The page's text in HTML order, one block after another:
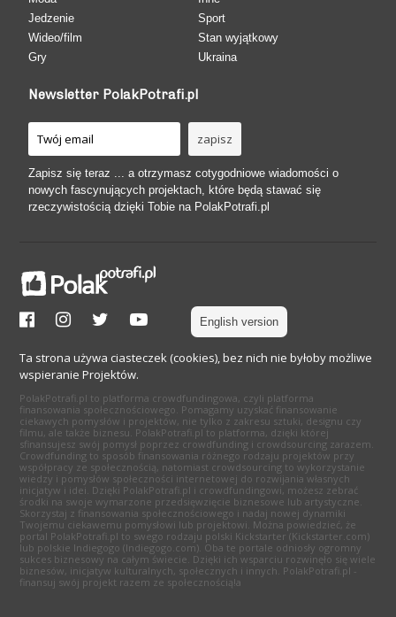
Jedzenie
Wideo/film
Gry
Sport
Stan wyjątkowy
Ukraina
Newsletter PolakPotrafi.pl
Zapisz się teraz ... a otrzymasz cotygodniowe wiadomości o
nowych fascynujących projektach, które będą stawać się
rzeczywistością dzięki Tobie na PolakPotrafi.pl
English version
Ta strona używa ciasteczek (cookies), bez nich nie byłoby możliwe
wspieranie Projektów.
PolakPotrafi.pl to platforma crowdfundingowa, czyli platforma
finansowania społecznościowego. Pomagamy uzyskać finansowanie
ciekawych pomysłów i projektów, nie tylko z zakresu sztuki, designu czy
filmu, ale także biznesu. PolakPotrafi.pl to platforma, dzięki której
sfinansujesz swój pomysł poprzez crowdfunding i crowdsourcing zarazem.
Crowdfunding to sposób finansowania różnego rodzaju projektów przy
współpracy ze społecznością, natomiast crowdsourcing to wykorzystanie
wiedzy i pomysłów społeczności internetowej do rozwijania własnych
inicjatyw i idei. Dzięki PolakPotrafi.pl i crowdfundingowi, możesz zebrać
środki na swoje wymarzone przedsięwzięcie biznesowe lub artystyczne.
Skorzystaj z finansowania społecznościowego i nadaj nowej dynamiki
Twojemu ciekawemu pomysłowi lub projektowi. Można powiedzieć, że
portal PolakPotrafi.pl to swego rodzaju polski Kickstarter (Kickstarter.com)
lub polskie Indiegogo (Indiegogo.com). Oba te portale odniosły ogromny
sukces biznesowy na całym świecie. Dzięki ich wsparciu rozwinęło się wiele
biznesów, inicjatyw kulturalnych, społecznych i innych. PolakPotrafi.pl -
finansuj swój projekt razem ze społecznością!a